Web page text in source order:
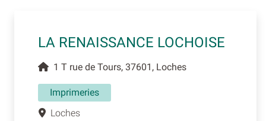
LA RENAISSANCE LOCHOISE
1 T rue de Tours, 37601, Loches
Imprimeries
Loches